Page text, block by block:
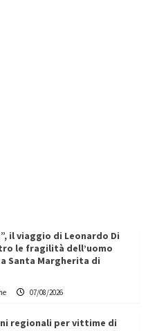
il viaggio di Leonardo Di
le fragilità dell’uomo
Santa Margherita di
07/08/2026
regionali per vittime di